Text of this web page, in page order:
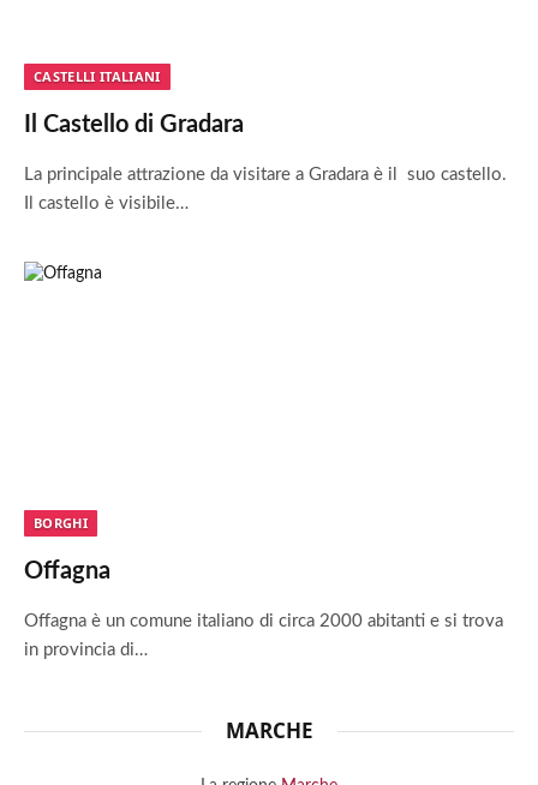
CASTELLI ITALIANI
Il Castello di Gradara
La principale attrazione da visitare a Gradara è il suo castello.
Il castello è visibile…
BORGHI
Offagna
Offagna è un comune italiano di circa 2000 abitanti e si trova
in provincia di…
MARCHE